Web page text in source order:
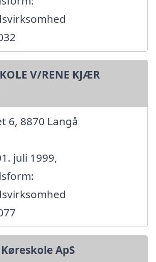
V/RENE KJÆR
6, 8870 Langå
juli 1999,
ApS